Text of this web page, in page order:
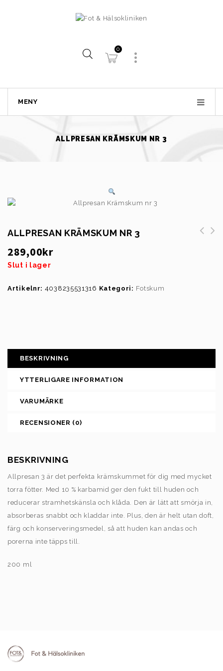
0
MENY
ALLPRESAN KRÄMSKUM NR 3
ALLPRESAN KRÄMSKUM NR 3
289,00kr
Slut i lager
Artikelnr: 4038235531316 Kategori: Fotskum
BESKRIVNING
YTTERLIGARE INFORMATION
VARUMÄRKE
RECENSIONER (0)
BESKRIVNING
Allpresan 3 är det perfekta krämskummet för dig med mycket
torra fötter. Med 10 % karbamid ger den fukt till huden och
reducerar stramhetskänsla och klåda. Den är lätt att smörja in,
absorberas snabbt och kladdar inte. Plus, den är helt utan doft,
färg och konserveringsmedel, så att huden kan andas och
porerna inte täpps till.
200 ml